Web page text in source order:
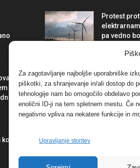
Za zagotavljanje najboljše uporabniške
piškotki, za shranjevanje in/ali dostop do
tehnologije nam bo omogočilo obdelavo
enolični ID-ji na tem spletnem mestu. Če
negativno vpliva na nekatere funkcije in
Upravljanje storitev
po
in
Protest
pa vedno
Dogodki
FOTO: